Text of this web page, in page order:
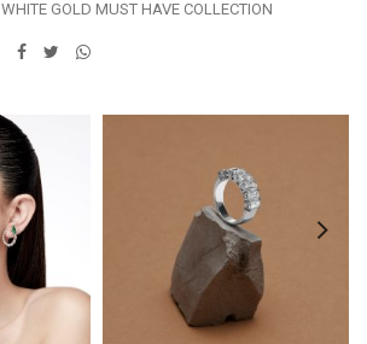
WHITE GOLD MUST HAVE COLLECTION